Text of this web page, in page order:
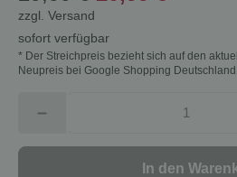
zzgl. Versand
sofort verfügbar
* Der Streichpreis bezieht sich auf den
Neupreis bei Google Shopping
In den